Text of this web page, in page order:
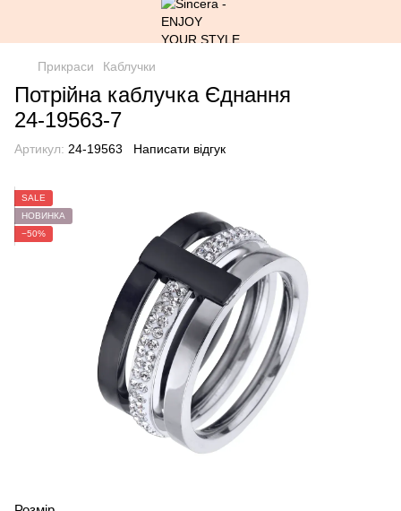
Прикраси Каблучки
Потрійна каблучка Єднання
24-19563-7
Артикул: 24-19563 Написати відгук
SALE
НОВИНКА
−50%